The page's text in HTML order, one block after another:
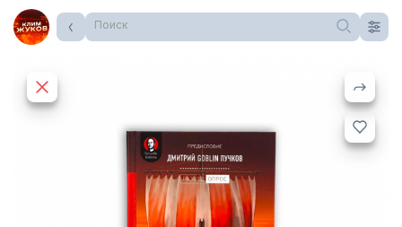
Поиск